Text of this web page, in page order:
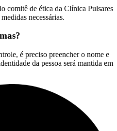
comitê de ética da Clínica Pulsares
necessárias.
é preciso preencher o nome e
da pessoa será mantida em